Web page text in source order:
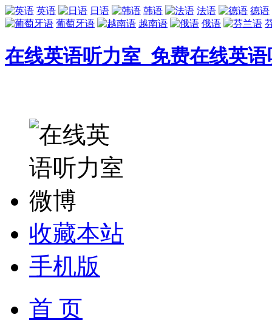
英语 日语 韩语 法语
德语
葡萄牙语
越南语 俄语
在线英语听力室_免费在线英
收藏本站
手机版
首 页